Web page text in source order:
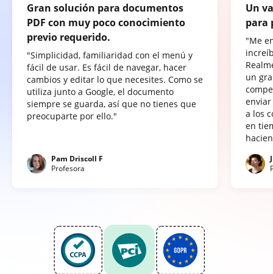
Gran solución para documentos
PDF con muy poco conocimiento
previo requerido.
"Simplicidad, familiaridad con el menú y
fácil de usar. Es fácil de navegar, hacer
cambios y editar lo que necesites. Como se
utiliza junto a Google, el documento
siempre se guarda, así que no tienes que
preocuparte por ello."
Pam Driscoll F
Profesora
Un
para
"Me
un
a los
en